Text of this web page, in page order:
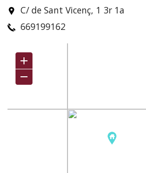
C/ de Sant Vicenç, 1 3r 1a
669199162